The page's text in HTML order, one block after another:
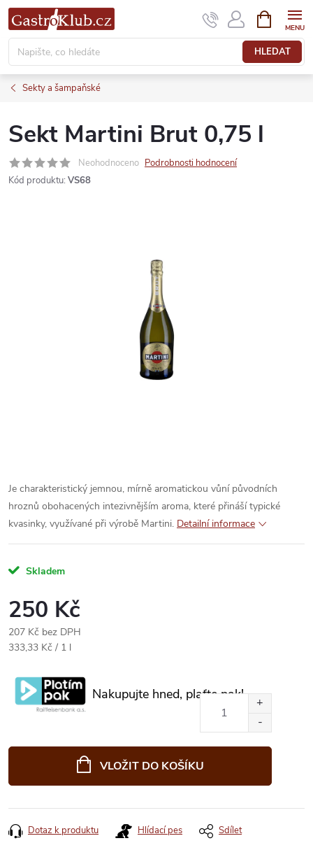
Přejít
na
obsah
HLEDAT
NÁKUPNÍ
KOŠÍK
Sekty a šampaňské
Sekt Martini Brut 0,75 l
Neohodnoceno Podrobnosti hodnocení
Kód produktu: VS68
Je charakteristický jemnou, mírně aromatickou vůní původních
hroznů obohacených intezivnějším aroma, které přináší typické
kvasinky, využívané při výrobě Martini. Detailní informace
Skladem
250 Kč
207 Kč bez DPH
Měrná
333,33 Kč / 1 l
Nakupujte hned, plaťte pak!
VLOŽIT DO KOŠÍKU
Dotaz k produktu Hlídací pes Sdílet